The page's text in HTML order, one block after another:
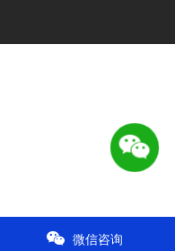
微信咨询